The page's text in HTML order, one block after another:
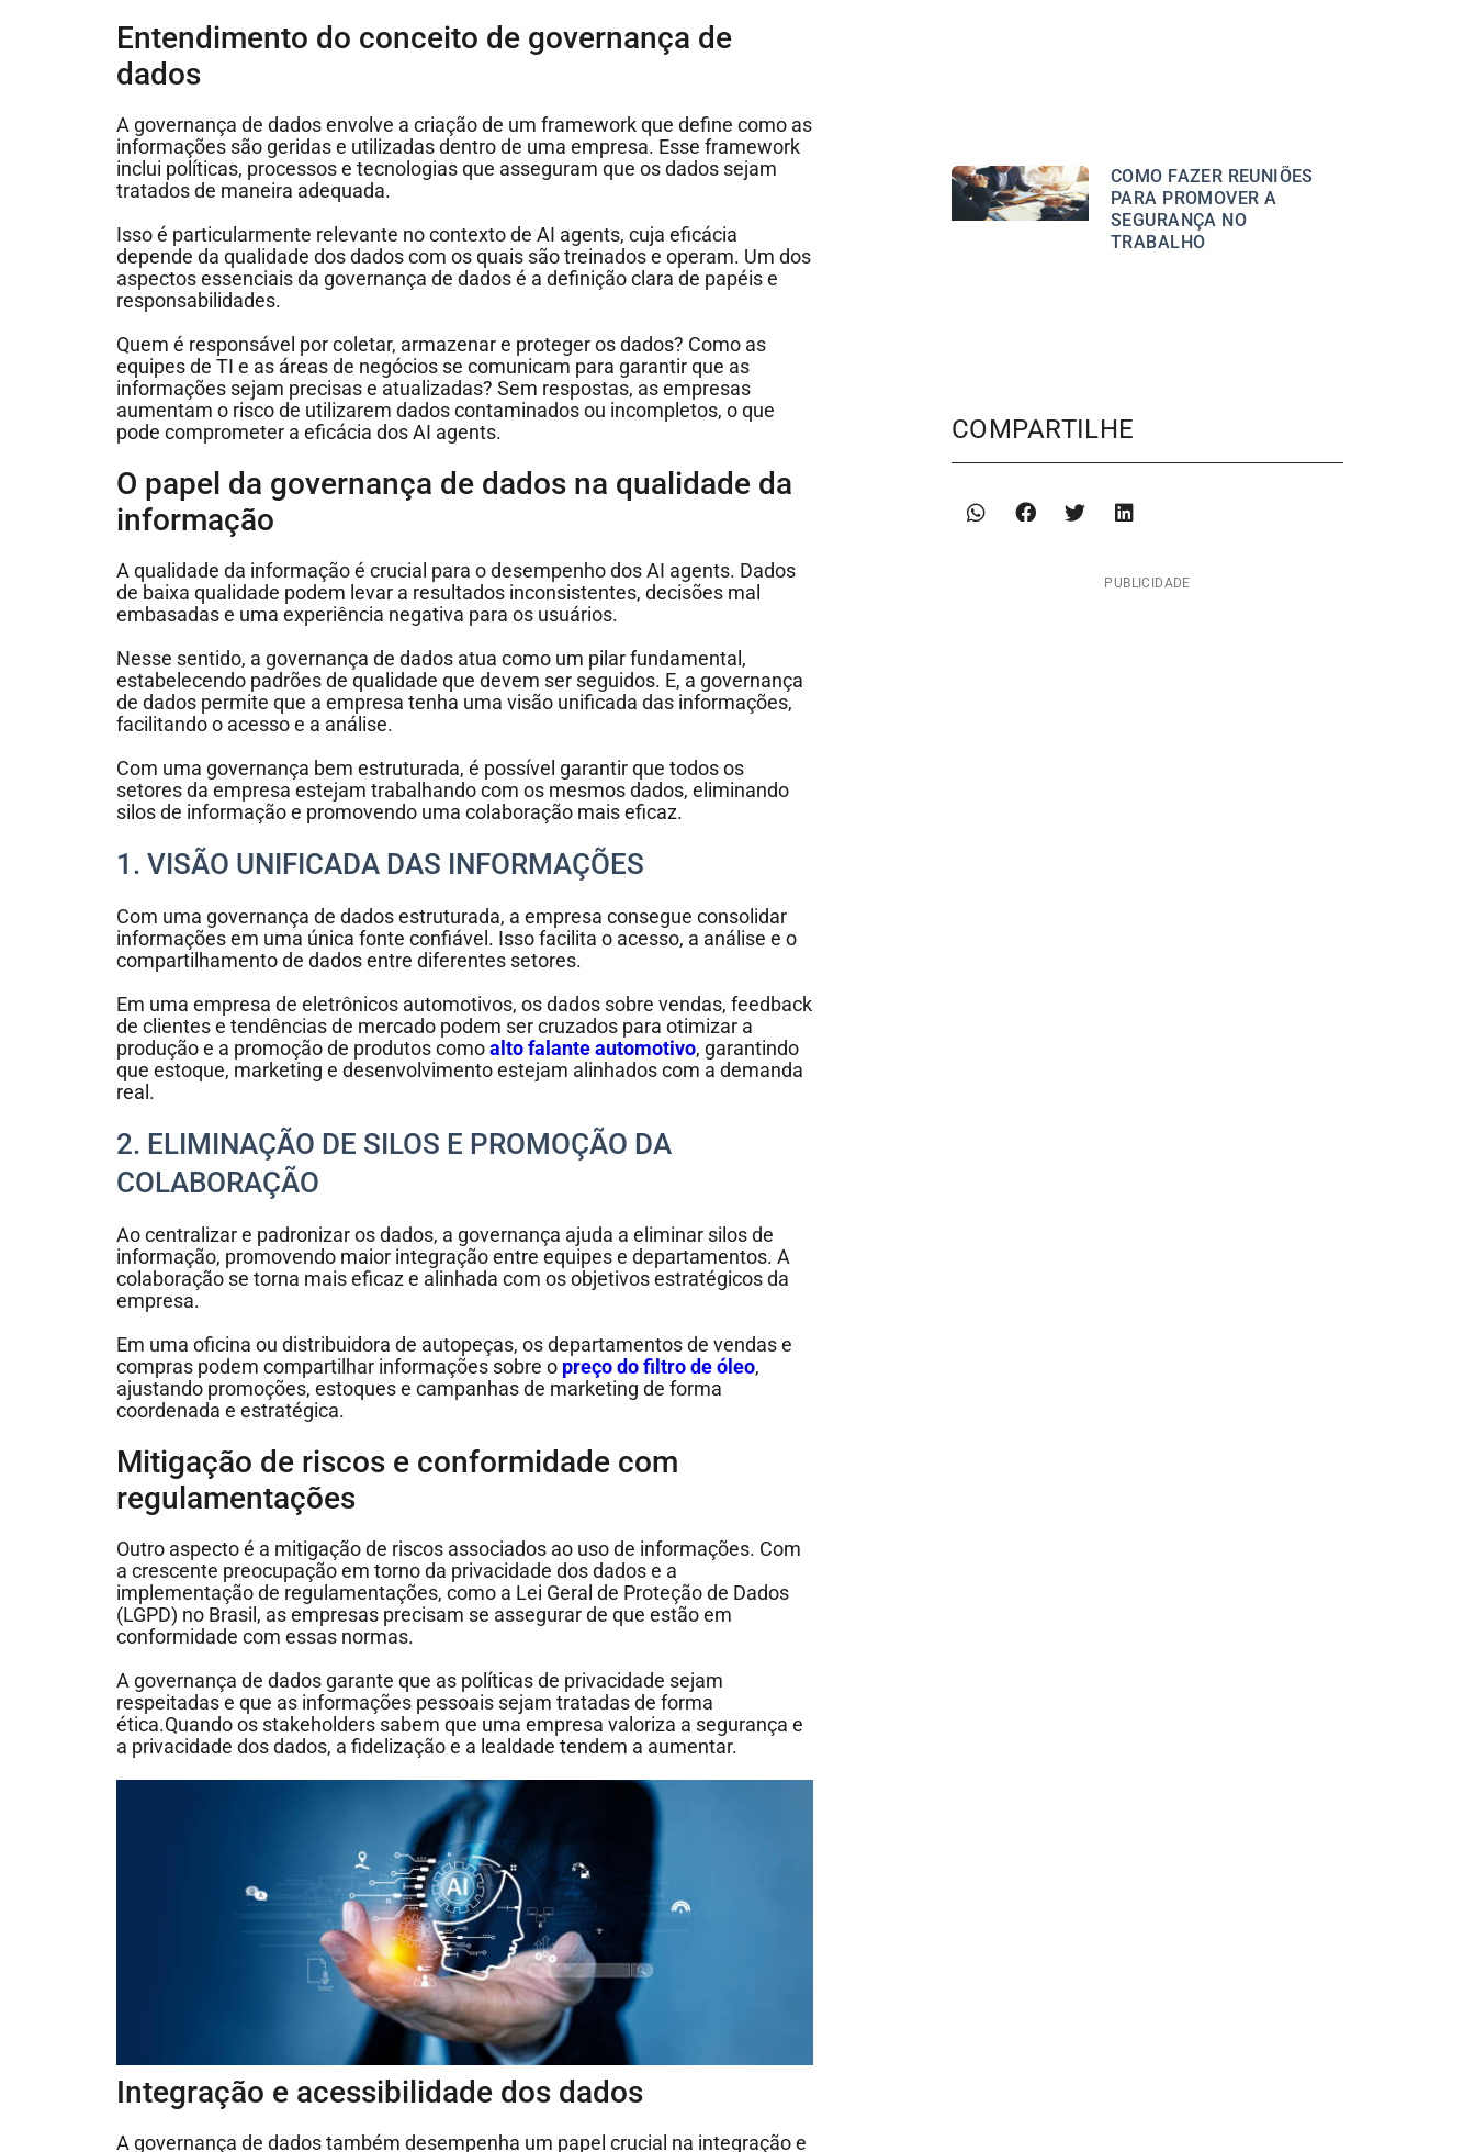
Entendimento do conceito de governança de
dados
A governança de dados envolve a criação de um framework que define como as
informações são geridas e utilizadas dentro de uma empresa. Esse framework
inclui políticas, processos e tecnologias que asseguram que os dados sejam
tratados de maneira adequada.
Isso é particularmente relevante no contexto de AI agents, cuja eficácia
depende da qualidade dos dados com os quais são treinados e operam. Um dos
aspectos essenciais da governança de dados é a definição clara de papéis e
responsabilidades.
Quem é responsável por coletar, armazenar e proteger os dados? Como as
equipes de TI e as áreas de negócios se comunicam para garantir que as
informações sejam precisas e atualizadas? Sem respostas, as empresas
aumentam o risco de utilizarem dados contaminados ou incompletos, o que
pode comprometer a eficácia dos AI agents.
O papel da governança de dados na qualidade da
informação
A qualidade da informação é crucial para o desempenho dos AI agents. Dados
de baixa qualidade podem levar a resultados inconsistentes, decisões mal
embasadas e uma experiência negativa para os usuários.
Nesse sentido, a governança de dados atua como um pilar fundamental,
estabelecendo padrões de qualidade que devem ser seguidos. E, a governança
de dados permite que a empresa tenha uma visão unificada das informações,
facilitando o acesso e a análise.
Com uma governança bem estruturada, é possível garantir que todos os
setores da empresa estejam trabalhando com os mesmos dados, eliminando
silos de informação e promovendo uma colaboração mais eficaz.
1. VISÃO UNIFICADA DAS INFORMAÇÕES
Com uma governança de dados estruturada, a empresa consegue consolidar
informações em uma única fonte confiável. Isso facilita o acesso, a análise e o
compartilhamento de dados entre diferentes setores.
Em uma empresa de eletrônicos automotivos, os dados sobre vendas, feedback
de clientes e tendências de mercado podem ser cruzados para otimizar a
produção e a promoção de produtos comoalto falante automotivo, garantindo
que estoque, marketing e desenvolvimento estejam alinhados com a demanda
real.
2. ELIMINAÇÃO DE SILOS E PROMOÇÃO DA
COLABORAÇÃO
Ao centralizar e padronizar os dados, a governança ajuda a eliminar silos de
informação, promovendo maior integração entre equipes e departamentos. A
colaboração se torna mais eficaz e alinhada com os objetivos estratégicos da
empresa.
Em uma oficina ou distribuidora de autopeças, os departamentos de vendas e
compras podem compartilhar informações sobre o preço do filtro de óleo,
ajustando promoções, estoques e campanhas de marketing de forma
coordenada e estratégica.
Mitigação de riscos e conformidade com
regulamentações
Outro aspecto é a mitigação de riscos associados ao uso de informações. Com
a crescente preocupação em torno da privacidade dos dados e a
implementação de regulamentações, como a Lei Geral de Proteção de Dados
(LGPD) no Brasil, as empresas precisam se assegurar de que estão em
conformidade com essas normas.
A governança de dados garante que as políticas de privacidade sejam
respeitadas e que as informações pessoais sejam tratadas de forma
ética.Quando os stakeholders sabem que uma empresa valoriza a segurança e
a privacidade dos dados, a fidelização e a lealdade tendem a aumentar.
Integração e acessibilidade dos dados
A governança de dados também desempenha um papel crucial na integração e
COMO FAZER REUNIÕES
PARA PROMOVER A
SEGURANÇA NO
TRABALHO
COMPARTILHE
PUBLICIDADE